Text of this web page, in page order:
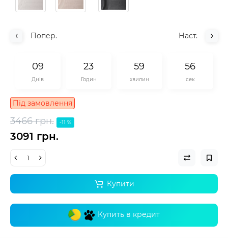
Попер. Наст.
09
Днів
23
Годин
59
хвилин
55
сек
Під замовлення
3466 грн. -11 %
3091 грн.
Купити
Купить в кредит